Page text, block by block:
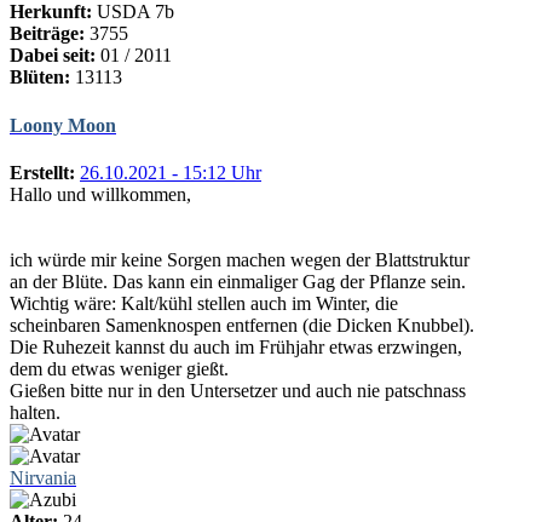
Herkunft: USDA 7b
Beiträge: 3755
Dabei seit: 01 / 2011
Blüten: 13113
Loony Moon
Erstellt: 26.10.2021 - 15:12 Uhr
Hallo und willkommen,
ich würde mir keine Sorgen machen wegen der Blattstruktur
an der Blüte. Das kann ein einmaliger Gag der Pflanze sein.
Wichtig wäre: Kalt/kühl stellen auch im Winter, die
scheinbaren Samenknospen entfernen (die Dicken Knubbel).
Die Ruhezeit kannst du auch im Frühjahr etwas erzwingen,
dem du etwas weniger gießt.
Gießen bitte nur in den Untersetzer und auch nie patschnass
halten.
Nirvania